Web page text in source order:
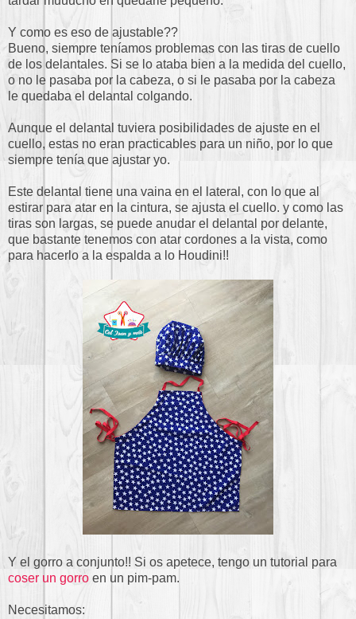
Y como es eso de ajustable??
Bueno, siempre teníamos problemas con las tiras de cuello
de los delantales. Si se lo ataba bien a la medida del cuello,
o no le pasaba por la cabeza, o si le pasaba por la cabeza
le quedaba el delantal colgando.
Aunque el delantal tuviera posibilidades de ajuste en el
cuello, estas no eran practicables para un niño, por lo que
siempre tenía que ajustar yo.
Este delantal tiene una vaina en el lateral, con lo que al
estirar para atar en la cintura, se ajusta el cuello. y como las
tiras son largas, se puede anudar el delantal por delante,
que bastante tenemos con atar cordones a la vista, como
para hacerlo a la espalda a lo Houdini!!
Y el gorro a conjunto!! Si os apetece, tengo un tutorial para
coser un gorro en un pim-pam.
Necesitamos: